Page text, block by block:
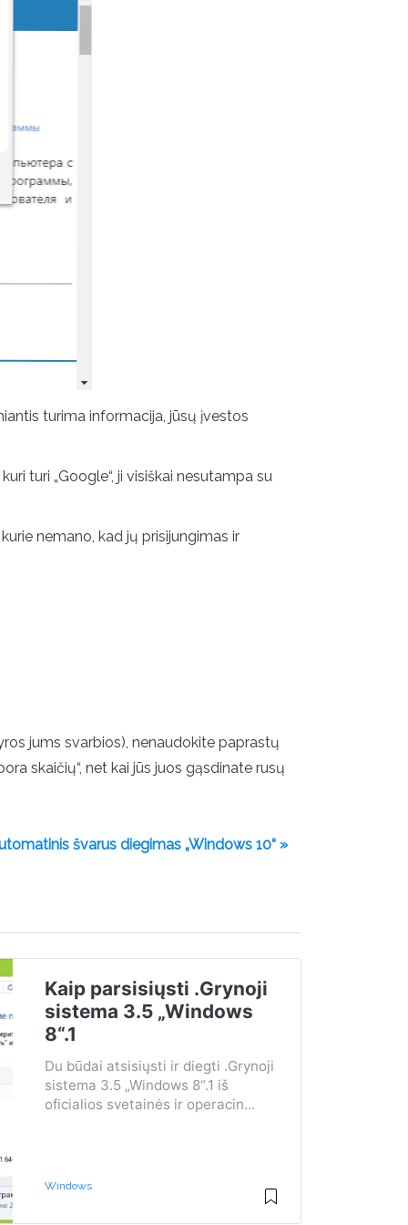
turima informacija, jūsų įvestos
turi „Google“, ji visiškai nesutampa su
nemano, kad jų prisijungimas ir
jums svarbios), nenaudokite paprastų
skaičių“, net kai jūs juos gąsdinate rusų
švarus diegimas „Windows 10“ »
Kaip parsisiųsti .Grynoji
sistema 3.5 „Windows
8“.1
Du būdai atsisiųsti ir diegti .Grynoji
sistema 3.5 „Windows 8“.1 iš
oficialios svetainės ir operacin...
Windows